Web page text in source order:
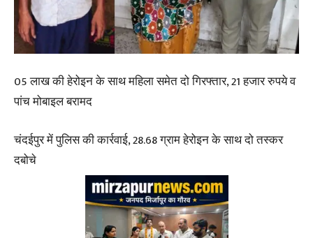
05 लाख की हेरोइन के साथ महिला समेत दो गिरफ्तार, 21 हजार रुपये व
पांच मोबाइल बरामद
चंदईपुर में पुलिस की कार्रवाई, 28.68 ग्राम हेरोइन के साथ दो तस्कर
दबोचे